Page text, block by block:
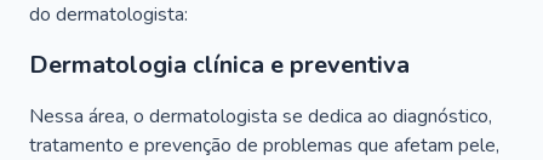
do dermatologista:
Dermatologia clínica e preventiva
Nessa área, o dermatologista se dedica ao diagnóstico,
tratamento e prevenção de problemas que afetam pele,